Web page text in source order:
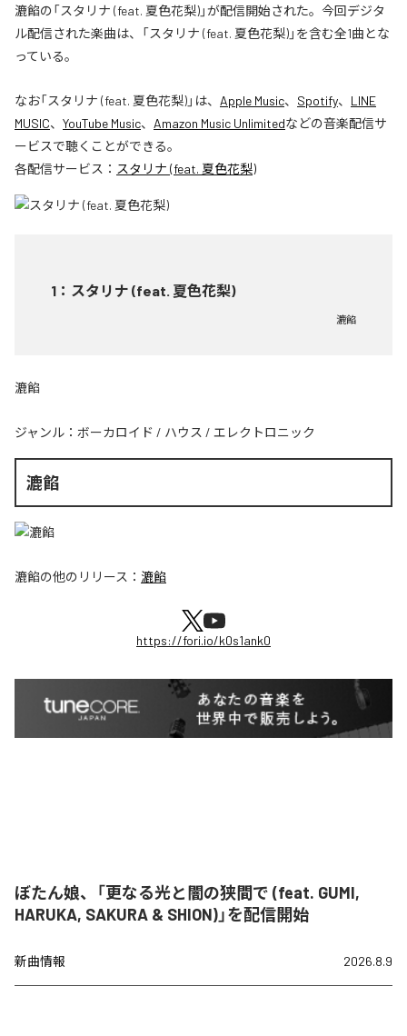
漉餡の「スタリナ (feat. 夏色花梨)」が配信開始された。今回デジタ
ル配信された楽曲は、「スタリナ (feat. 夏色花梨)」を含む全1曲とな
っている。
なお「スタリナ (feat. 夏色花梨)」は、 Apple Music、 Spotify、 LINE
MUSIC、 YouTube Music、 Amazon Music Unlimitedなどの音楽配信サ
ービスで聴くことができる。
各配信サービス： スタリナ (feat. 夏色花梨)
1 ： スタリナ (feat. 夏色花梨)
漉餡
漉餡
ジャンル： ボーカロイド / ハウス / エレクトロニック
漉餡
漉餡の他のリリース： 漉餡
https://fori.io/k0s1ank0
ぼたん娘、「更なる光と闇の狭間で (feat. GUMI,
HARUKA, SAKURA & SHION)」を配信開始
新曲情報 2026.8.9